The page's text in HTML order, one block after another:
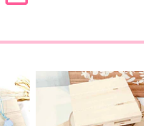
Clip Chucha
Silicone